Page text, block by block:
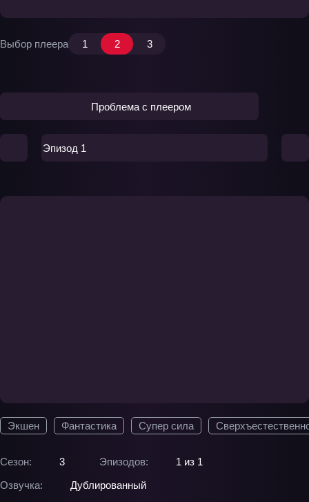
Экшен Фантастика Супер сила
Сезон: 3 Эпизодов:
1 из 1
Озвучка:
Дублированный
Выбор плеера 1 2 3
Проблема с плеером
Эпизод 1